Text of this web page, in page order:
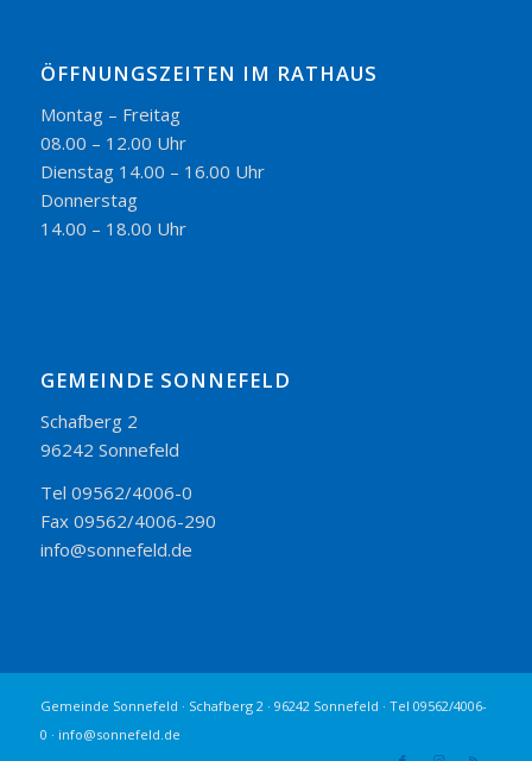
ÖFFNUNGSZEITEN IM RATHAUS
Montag – Freitag
08.00 – 12.00 Uhr
Dienstag 14.00 – 16.00 Uhr
Donnerstag
14.00 – 18.00 Uhr
GEMEINDE SONNEFELD
Schafberg 2
96242 Sonnefeld
Tel 09562/4006-0
Fax 09562/4006-290
info@sonnefeld.de
Gemeinde Sonnefeld · Schafberg 2 · 96242 Sonnefeld · Tel 09562/4006-
0 · info@sonnefeld.de